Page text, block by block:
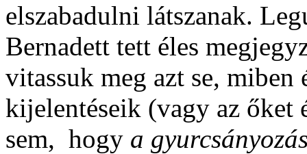
elszabadulni látszanak.
Bernadett tett éles
vitassuk meg azt se, miben
kijelentéseik (vagy az őket
sem, hogy a